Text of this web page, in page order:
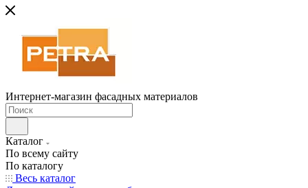
Интернет-магазин фасадных материалов
Каталог
По всему сайту
По каталогу
Весь каталог